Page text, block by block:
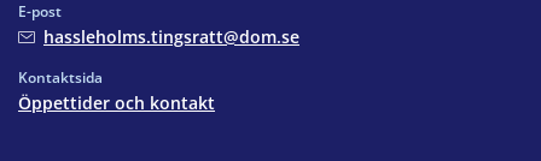
E-post
hassleholms.tingsratt@dom.se
Kontaktsida
Öppettider och kontakt